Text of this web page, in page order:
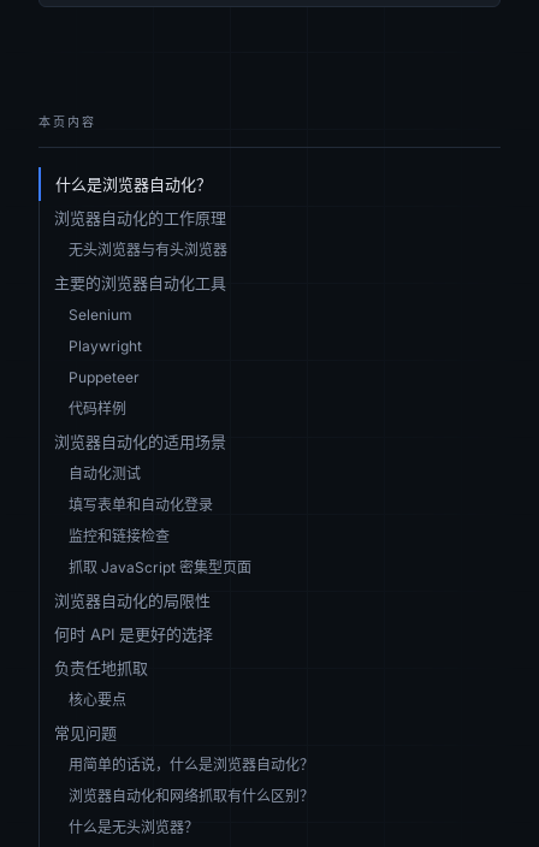
本页内容
什么是浏览器自动化？
浏览器自动化的工作原理
无头浏览器与有头浏览器
主要的浏览器自动化工具
Selenium
Playwright
Puppeteer
代码样例
浏览器自动化的适用场景
自动化测试
填写表单和自动化登录
监控和链接检查
抓取 JavaScript 密集型页面
浏览器自动化的局限性
何时 API 是更好的选择
负责任地抓取
核心要点
常见问题
用简单的话说，什么是浏览器自动化？
浏览器自动化和网络抓取有什么区别？
什么是无头浏览器？